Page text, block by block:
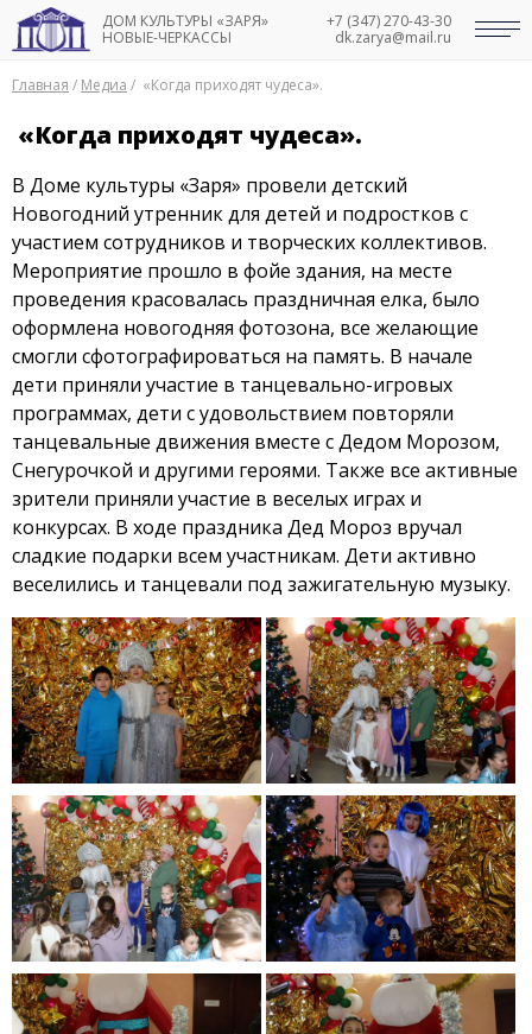
ДОМ КУЛЬТУРЫ «ЗАРЯ»
НОВЫЕ-ЧЕРКАССЫ
+7 (347) 270-43-30
dk.zarya@mail.ru
Главная / Медиа / «Когда приходят чудеса».
«Когда приходят чудеса».
В Доме культуры «Заря» провели детский
Новогодний утренник для детей и подростков с
участием сотрудников и творческих коллективов.
Мероприятие прошло в фойе здания, на месте
проведения красовалась праздничная елка, было
оформлена новогодняя фотозона, все желающие
смогли сфотографироваться на память. В начале
дети приняли участие в танцевально-игровых
программах, дети с удовольствием повторяли
танцевальные движения вместе с Дедом Морозом,
Снегурочкой и другими героями. Также все активные
зрители приняли участие в веселых играх и
конкурсах. В ходе праздника Дед Мороз вручал
сладкие подарки всем участникам. Дети активно
веселились и танцевали под зажигательную музыку.